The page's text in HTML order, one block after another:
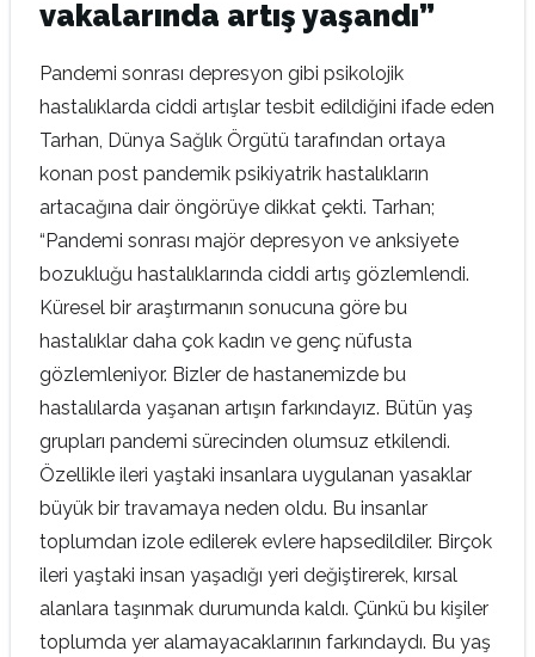
vakalarında artış yaşandı”
Pandemi sonrası depresyon gibi psikolojik
hastalıklarda ciddi artışlar tesbit edildiğini ifade eden
Tarhan, Dünya Sağlık Örgütü tarafından ortaya
konan post pandemik psikiyatrik hastalıkların
artacağına dair öngörüye dikkat çekti. Tarhan;
“Pandemi sonrası majör depresyon ve anksiyete
bozukluğu hastalıklarında ciddi artış gözlemlendi.
Küresel bir araştırmanın sonucuna göre bu
hastalıklar daha çok kadın ve genç nüfusta
gözlemleniyor. Bizler de hastanemizde bu
hastalılarda yaşanan artışın farkındayız. Bütün yaş
grupları pandemi sürecinden olumsuz etkilendi.
Özellikle ileri yaştaki insanlara uygulanan yasaklar
büyük bir travamaya neden oldu. Bu insanlar
toplumdan izole edilerek evlere hapsedildiler. Birçok
ileri yaştaki insan yaşadığı yeri değiştirerek, kırsal
alanlara taşınmak durumunda kaldı. Çünkü bu kişiler
toplumda yer alamayacaklarının farkındaydı. Bu yaş